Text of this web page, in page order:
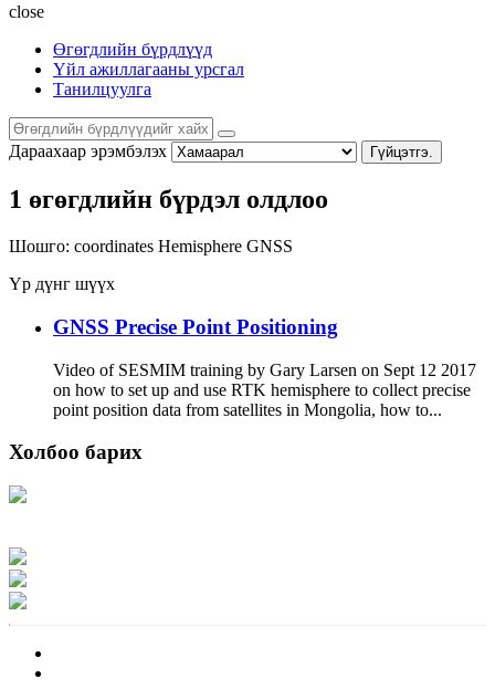
close
Өгөгдлийн бүрдлүүд
Үйл ажиллагааны урсгал
Танилцуулга
Дараахаар эрэмбэлэх Гүйцэтгэ.
1 өгөгдлийн бүрдэл олдлоо
Шошго: coordinates Hemisphere GNSS
Үр дүнг шүүх
GNSS Precise Point Positioning
Video of SESMIM training by Gary Larsen on Sept 12 2017
on how to set up and use RTK hemisphere to collect precise
point position data from satellites in Mongolia, how to...
Холбоо барих